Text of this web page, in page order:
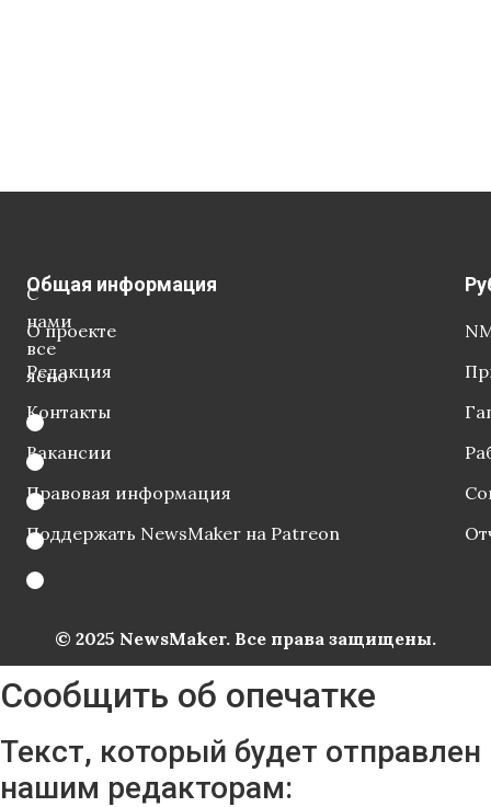
С
нами
все
ясно
Общая информация
О проекте
Редакция
Контакты
Вакансии
Правовая информация
Поддержать NewsMaker на Patreon
© 2025 NewsMaker. Все права защищены.
Сообщить об опечатке
Текст, который будет отправлен
нашим редакторам: